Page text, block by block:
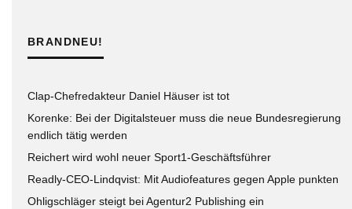
BRANDNEU!
Clap-Chefredakteur Daniel Häuser ist tot
Korenke: Bei der Digitalsteuer muss die neue Bundesregierung
endlich tätig werden
Reichert wird wohl neuer Sport1-Geschäftsführer
Readly-CEO-Lindqvist: Mit Audiofeatures gegen Apple punkten
Ohligschläger steigt bei Agentur2 Publishing ein